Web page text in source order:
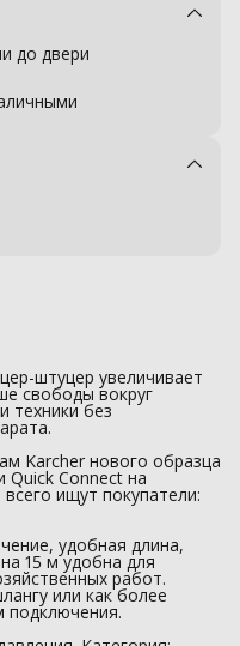
до двери
штуцер увеличивает
свободы вокруг
техники без
Karcher нового образца
Quick Connect на
ищут покупатели:
удобная длина,
15 м удобна для
работ.
или как более
подключения.